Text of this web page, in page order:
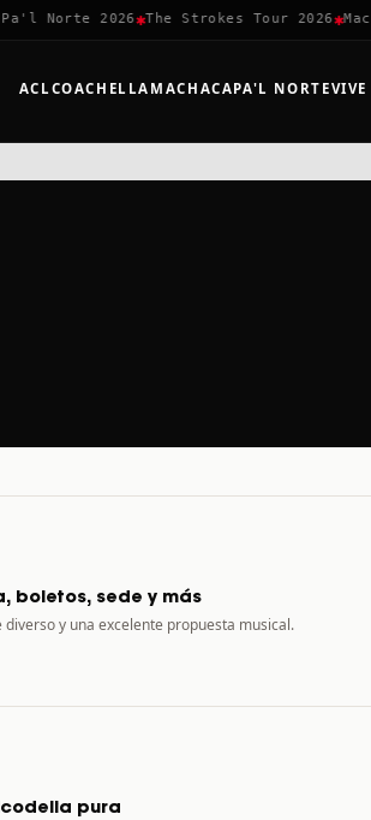
Norte 2026✱The Strokes Tour 2026✱
ACLCOACHELLA MACHACAPA'L NORTE
boletos, sede y más
y una excelente propuesta musical.
pura